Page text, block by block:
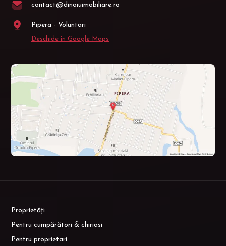
contact@dinoiuimobiliare.ro
Pipera - Voluntari
Deschide în Google Maps
Proprietăți
Pentru cumpărători & chiriasi
Pentru proprietari